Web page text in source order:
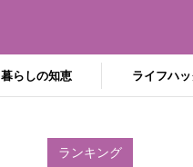
暮らしの知恵 ライフハッ
ランキング